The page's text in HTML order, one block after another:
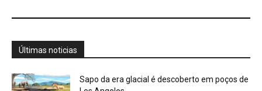
Tiê-sangue acumula carotenoides da fruta na
8 de agosto de 2026